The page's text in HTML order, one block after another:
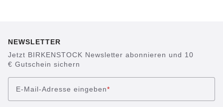
NEWSLETTER
Jetzt BIRKENSTOCK Newsletter abonnieren und 10
€ Gutschein sichern
E-Mail-Adresse eingeben*